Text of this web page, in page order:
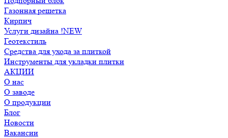
Газонная решетка
Кирпич
Услуги дизайна !NEW
Геотекстиль
Средства для ухода за плиткой
Инструменты для укладки плитки
АКЦИИ
О нас
О заводе
О продукции
Блог
Новости
Вакансии